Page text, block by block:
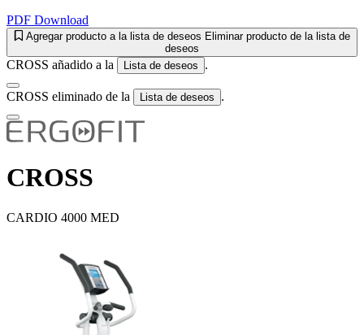
PDF Download
Agregar producto a la lista de deseos Eliminar producto de la lista de
deseos
CROSS añadido a la Lista de deseos .
CROSS eliminado de la Lista de deseos .
CROSS
CARDIO 4000 MED